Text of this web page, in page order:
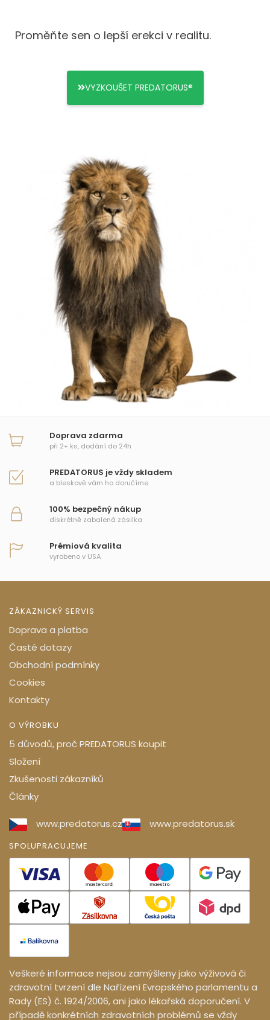
Proměňte sen o lepší erekci v realitu.
VYZKOUŠET PREDATORUS®
Doprava zdarma
při 2+ ks, dodání do 24h
PREDATORUS je vždy skladem
a bleskově vám ho doručíme
100% bezpečný nákup
diskrétně zabalená zásilka
Prémiová kvalita
vyrobeno v USA
ZÁKAZNICKÝ SERVIS
Doprava a platba
Časté dotazy
Obchodní podmínky
Cookies
Kontakty
O VÝROBKU
5 důvodů, proč PREDATORUS koupit
Složení
Zkušenosti zákazníků
Články
www.predatorus.cz www.predatorus.sk
SPOLUPRACUJEME
Veškeré informace nejsou zamýšleny jako výživová či
zdravotní tvrzení dle Nařízení Evropského parlamentu a
Rady (ES) č. 1924/2006, ani jako lékařská doporučení. V
případě konkrétních zdravotních problémů se vždy